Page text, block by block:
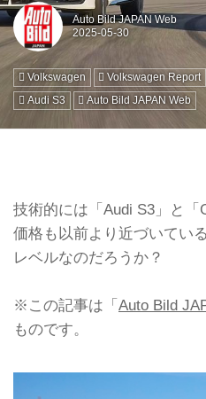
Auto Bild JAPAN Web
Volkswagen Volkswagen Report
Audi S3
Auto Bild JAPAN Web
技術的には「Audi S3」と「
価格も以前より近づいてい
レベルなのだろうか？
※この記事は「 Auto Bild
ものです。